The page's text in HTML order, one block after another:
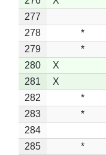
277
278
*
279
*
280
X
281
X
282
*
283
*
284
285
*